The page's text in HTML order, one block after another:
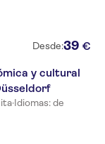
Desde:39 €
y cultural
·Idiomas: de